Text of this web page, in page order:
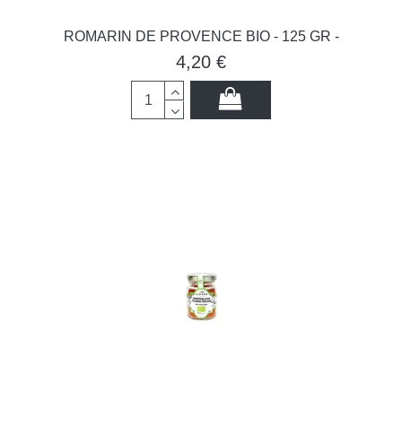
ROMARIN DE PROVENCE BIO - 125 GR -
4,20 €